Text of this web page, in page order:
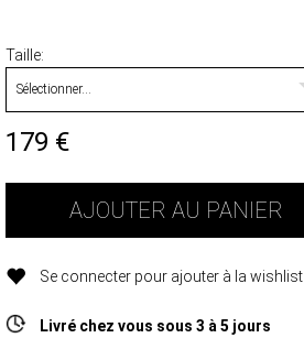
Taille
179 €
AJOUTER AU PANIER
Se connecter pour ajouter à la wishlist
Livré chez vous sous 3 à 5 jours